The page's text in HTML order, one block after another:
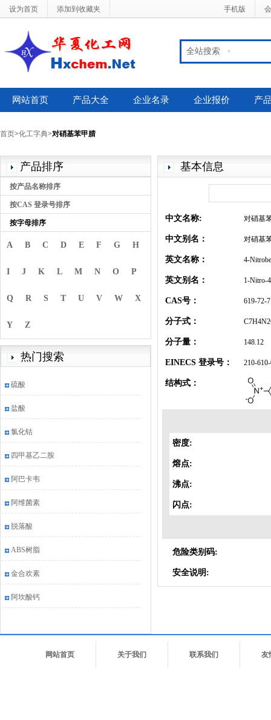
设为首页 添加到收藏夹 手机版
全站搜索
网站首页 产品大全 企业名录 企业报价 产
首页>化工字典>对硝基苯甲腈
产品排序
按产品名称排序
按CAS 登录号排序
按字母排序
A B C D E F G H
I J K L M N O P
Q R S T U V W X
Y Z
热门搜索
硫酸
盐酸
氯化钴
四甲基乙二胺
阿巴卡韦
阿维菌素
脱落酸
ABS树脂
金合欢素
阿坎酸钙
基本信息
中文名称: 对硝基
中文别名： 对硝基
英文名称： 4-
英文别名： 1-Nitro-
CAS号： 619-72-7
分子式：
分子量： 148.12
EINECS 登录号： 210-
结构式：
密度:
熔点:
沸点:
闪点:
危险类别码:
安全说明:
网站首页 关于我们 联系我们 友